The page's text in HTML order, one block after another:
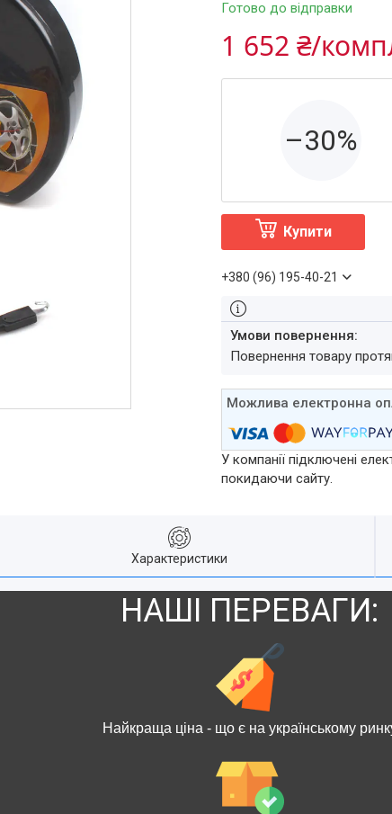
Готово до відправки
1 652 ₴/
–30%
Купити
+380 (96) 195-40-21
повернення товару
У компанії підключені
покидаючи сайту.
Характеристики
НАШІ ПЕРЕВАГИ:
Найкраща ціна - що є на українському